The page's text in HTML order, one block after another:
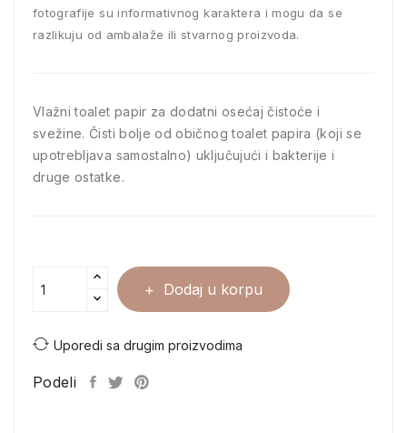
fotografije su informativnog karaktera i mogu da se
razlikuju od ambalaže ili stvarnog proizvoda.
Vlažni toalet papir za dodatni osećaj čistoće i
svežine. Čisti bolje od običnog toalet papira (koji se
upotrebljava samostalno) uključujući i bakterije i
druge ostatke.
Dodaj u korpu
Uporedi sa drugim proizvodima
Podeli